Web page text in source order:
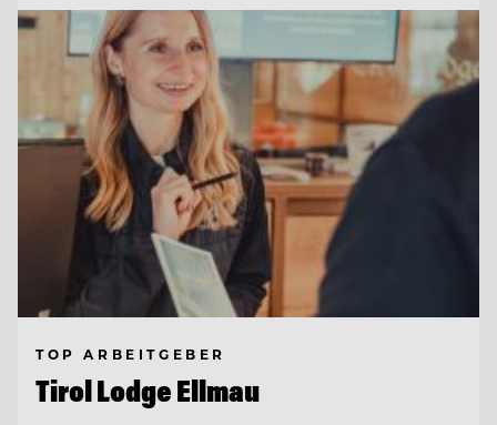
TOP ARBEITGEBER
Tirol Lodge Ellmau